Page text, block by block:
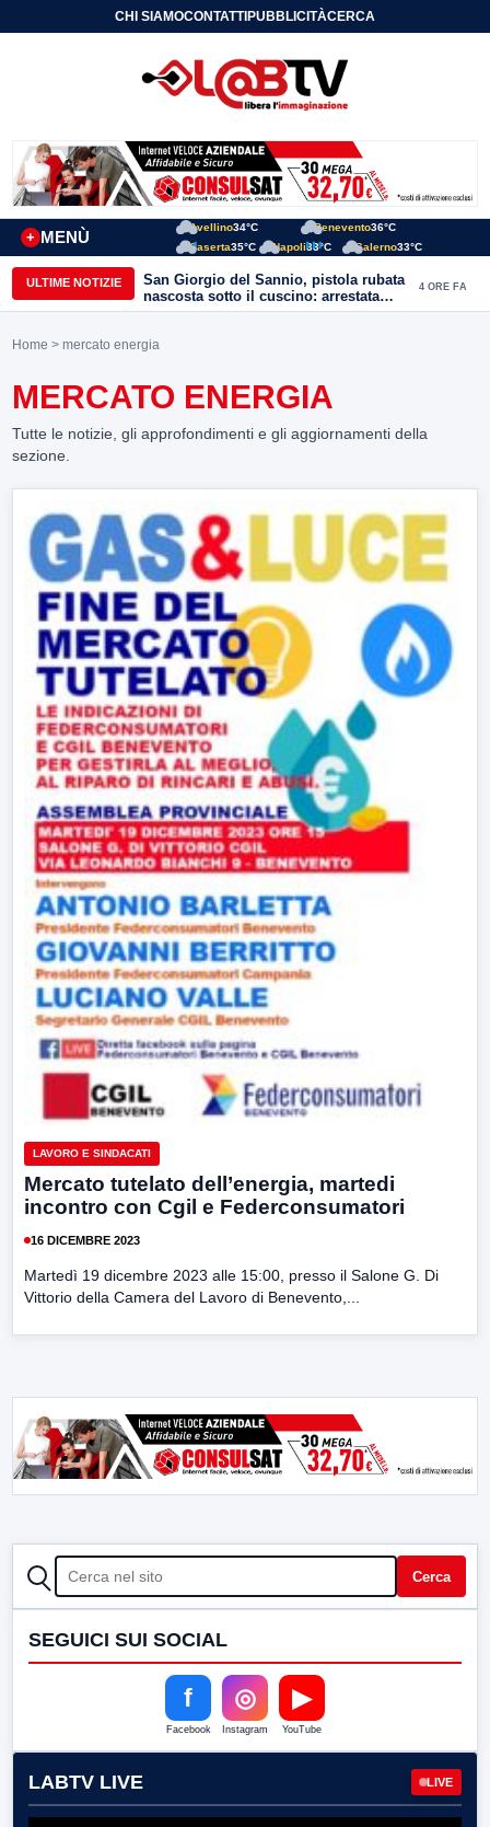
CHI SIAMOCONTATTIPUBBLICITÀCERCA
MENÙ
+
Avellino34°C Benevento36°C
Caserta35°C Napoli33°C Salerno33°C
ULTIME NOTIZIE
San Giorgio del Sannio, pistola rubata
nascosta sotto il cuscino: arrestata
51enne
4 ORE FA
Home > mercato energia
MERCATO ENERGIA
Tutte le notizie, gli approfondimenti e gli aggiornamenti della
sezione.
LAVORO E SINDACATI
Mercato tutelato dell’energia, martedi
incontro con Cgil e Federconsumatori
16 DICEMBRE 2023
Martedì 19 dicembre 2023 alle 15:00, presso il Salone G. Di
Vittorio della Camera del Lavoro di Benevento,...
CERCA Cerca
SEGUICI SUI SOCIAL
f
Facebook
◎
Instagram
▶
YouTube
LABTV LIVE LIVE